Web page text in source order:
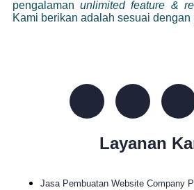
pengalamanunlimited feature &
Kami berikan adalah sesuai dengan
Layanan
Jasa Pembuatan Website Company